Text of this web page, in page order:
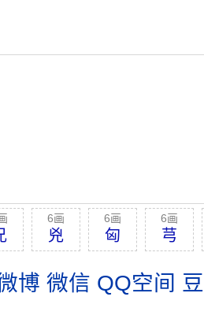
6画
兇
6画
匈
6画
芎
博 微信 QQ空间